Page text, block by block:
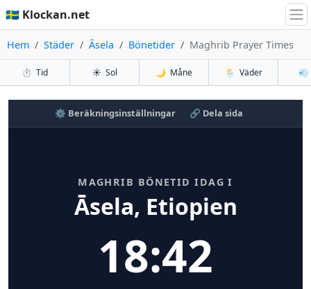
🇸🇪 Klockan.net
Hem Städer Āsela Bönetider Maghrib Prayer Times
⏱️ Tid ☀️ Sol 🌙 Måne 🌦️ Väder 💨
⚙️ Beräkningsinställningar 🔗 Dela sida
MAGHRIB BÖNETID IDAG I
Āsela, Etiopien
18:42